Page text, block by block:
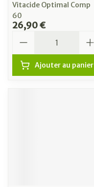
Vitacide Optimal Comp
60
26,90 €
Ajouter au panier